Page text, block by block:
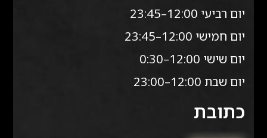
יום רביעי 12:00–23:45
יום חמישי 12:00–23:45
יום שישי 12:00–0:30
יום שבת 12:00–23:00
כתובת